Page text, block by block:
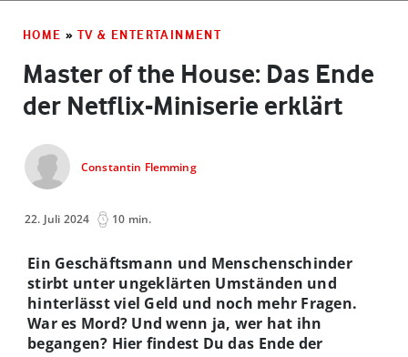
HOME » TV & ENTERTAINMENT
Master of the House: Das Ende
der Netflix-Miniserie erklärt
Constantin Flemming
22. Juli 2024 10 min.
Ein Geschäftsmann und Menschenschinder
stirbt unter ungeklärten Umständen und
hinterlässt viel Geld und noch mehr Fragen.
War es Mord? Und wenn ja, wer hat ihn
begangen? Hier findest Du das Ende der